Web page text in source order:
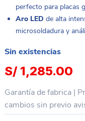
perfecto para placas
Aro LED de alta
microsoldadura y
Sin existencias
S/ 1,285.00
Garantía de fabrica |
cambios sin previo